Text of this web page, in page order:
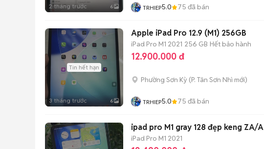
2 tháng trước 6 TRHIEP5.0 75 đã bán
Tin hết hạn
3 tháng trước 6
Apple iPad Pro 12.9 (M1) 256GB
iPad Pro M1 2021 256 GB Hết bảo hành
12.900.000 đ
Phường Sơn Kỳ (P. Tân Sơn Nhì mới)
TRHIEP5.0 75 đã bán
ipad pro M1 gray 128 đẹp keng ZA/A
iPad Pro M1 2021